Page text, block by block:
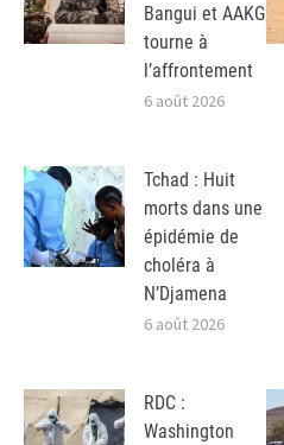
Bangui et AAKG
tourne à
l’affrontement
6 août 2026
Tchad : Huit
morts dans une
épidémie de
choléra à
N’Djamena
6 août 2026
RDC :
Washington